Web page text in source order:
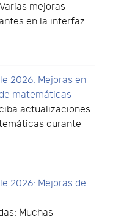
mejoras
en la interfaz
2026: Mejoras en
matemáticas
actualizaciones
durante
2026: Mejoras de
Muchas